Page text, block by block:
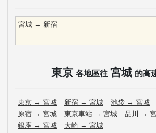
宮城 → 新宿
東京 各地區往 宮城 的高
東京 → 宮城 新宿 → 宮城 池袋 → 宮城
原宿 → 宮城 東京車站 → 宮城 品川 →
銀座 → 宮城 大崎 → 宮城